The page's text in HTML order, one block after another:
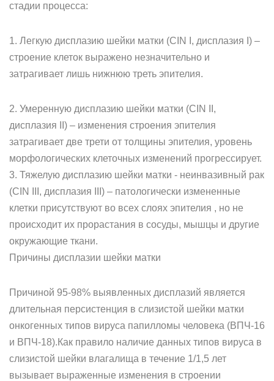
стадии процесса:
1. Легкую дисплазию шейки матки (CIN I, дисплазия І) –
строение клеток выражено незначительно и
затрагивает лишь нижнюю треть эпителия.
2. Умеренную дисплазию шейки матки (CIN II,
дисплазия ІІ) – изменения строения эпителия
затрагивает две трети от толщины эпителия, уровень
морфологических клеточных изменений прогрессирует.
3. Тяжелую дисплазию шейки матки - неинвазивный рак
(CIN III, дисплазия ІІІ) – патологически измененные
клетки присутствуют во всех слоях эпителия , но не
происходит их прорастания в сосуды, мышцы и другие
окружающие ткани.
Причины дисплазии шейки матки
Причиной 95-98% выявленных дисплазий является
длительная персистенция в слизистой шейки матки
онкогенных типов вируса папилломы человека (ВПЧ-16
и ВПЧ-18).Как правило наличие данных типов вируса в
слизистой шейки влагалища в течение 1/1,5 лет
вызывает выраженные изменения в строении